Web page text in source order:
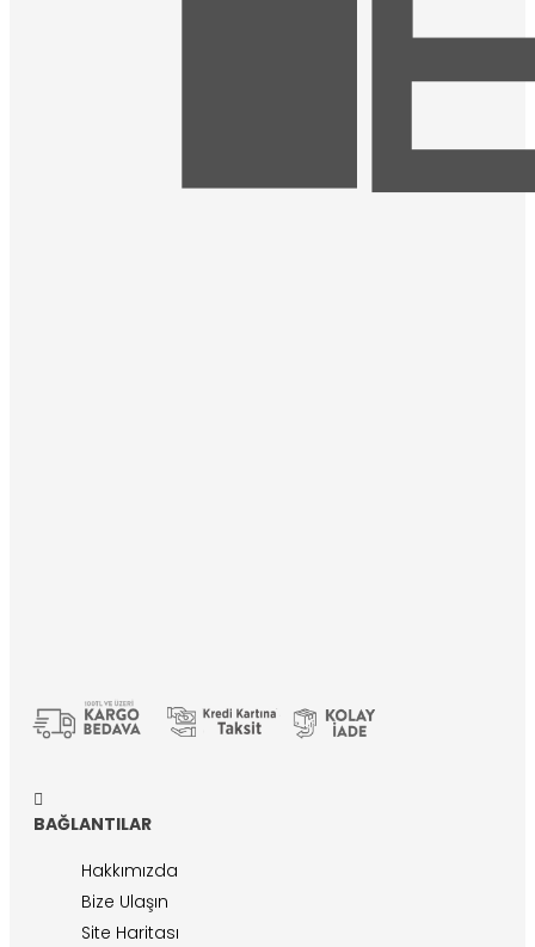
BAĞLANTILAR
Hakkımızda
Bize Ulaşın
Site Haritası